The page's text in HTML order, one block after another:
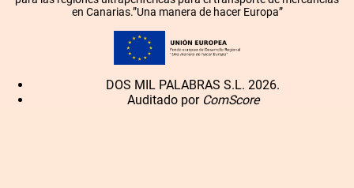
en Canarias.”Una manera de hacer Europa”
DOS MIL PALABRAS S.L. 2026.
Auditado por ComScore